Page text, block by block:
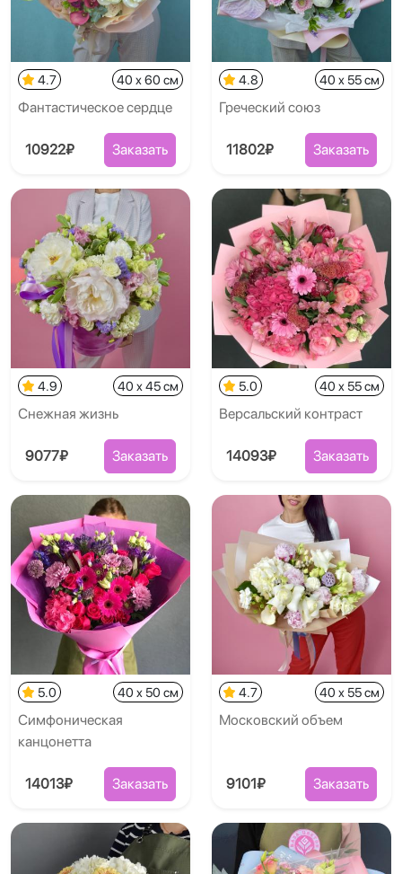
4.7 40 x 60 см
Фантастическое сердце
10922₽ Заказать
4.8 40 x 55 см
Греческий союз
11802₽ Заказать
4.9 40 x 45 см
Снежная жизнь
9077₽ Заказать
5.0 40 x 55 см
Версальский контраст
14093₽ Заказать
5.0 40 x 50 см
Симфоническая
канцонетта
14013₽ Заказать
4.7 40 x 55 см
Московский объем
9101₽ Заказать